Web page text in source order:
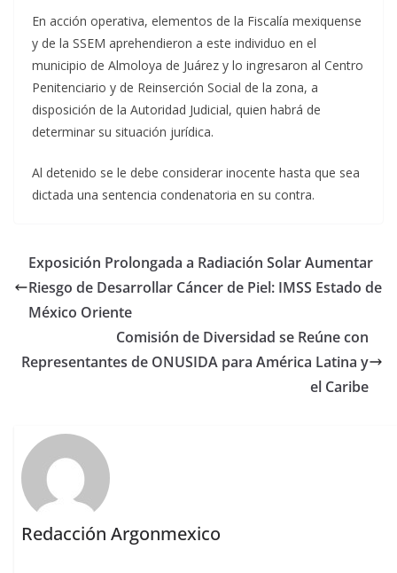
En acción operativa, elementos de la Fiscalía mexiquense
y de la SSEM aprehendieron a este individuo en el
municipio de Almoloya de Juárez y lo ingresaron al Centro
Penitenciario y de Reinserción Social de la zona, a
disposición de la Autoridad Judicial, quien habrá de
determinar su situación jurídica.
Al detenido se le debe considerar inocente hasta que sea
dictada una sentencia condenatoria en su contra.
Exposición Prolongada a Radiación Solar Aumentar
Riesgo de Desarrollar Cáncer de Piel: IMSS Estado de
México Oriente
Comisión de Diversidad se Reúne con
Representantes de ONUSIDA para América Latina y
el Caribe
Redacción Argonmexico